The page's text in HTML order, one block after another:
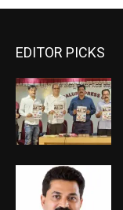
EDITOR PICKS